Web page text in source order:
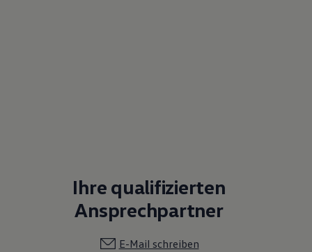
Ihre qualifizierten
Ansprechpartner
E-Mail schreiben